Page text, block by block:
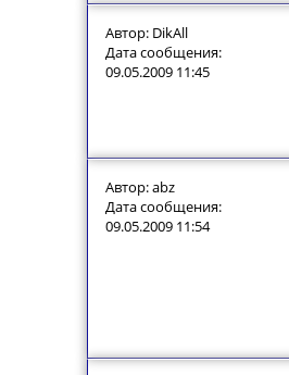
Автор: DikAll
Дата сообщения:
09.05.2009 11:45
Автор: abz
Дата сообщения:
09.05.2009 11:54